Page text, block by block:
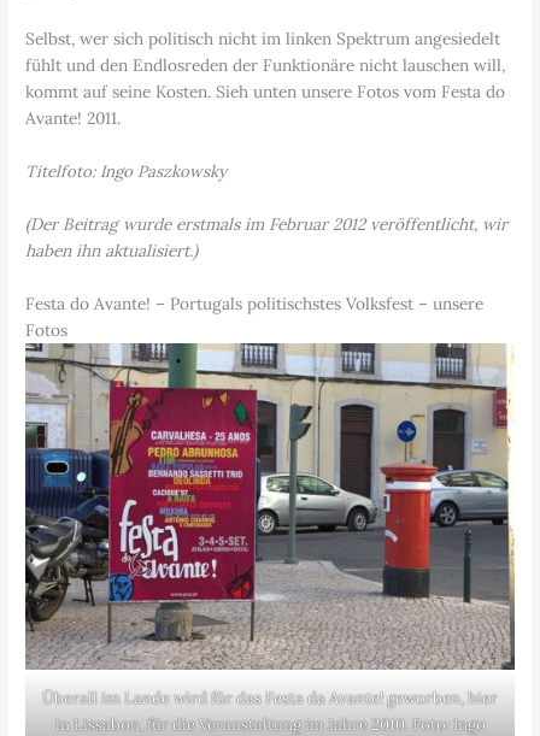
Selbst, wer sich politisch nicht im linken Spektrum angesiedelt
fühlt und den Endlosreden der Funktionäre nicht lauschen will,
kommt auf seine Kosten. Sieh unten unsere Fotos vom Festa do
Avante! 2011.
Titelfoto: Ingo Paszkowsky
(Der Beitrag wurde erstmals im Februar 2012 veröffentlicht, wir
haben ihn aktualisiert.)
Festa do Avante! – Portugals politischstes Volksfest – unsere
Fotos
Überall im Lande wird für das Festa da Avante! geworben, hier
in Lissabon, für die Veranstaltung im Jahre 2010. Foto: Ingo